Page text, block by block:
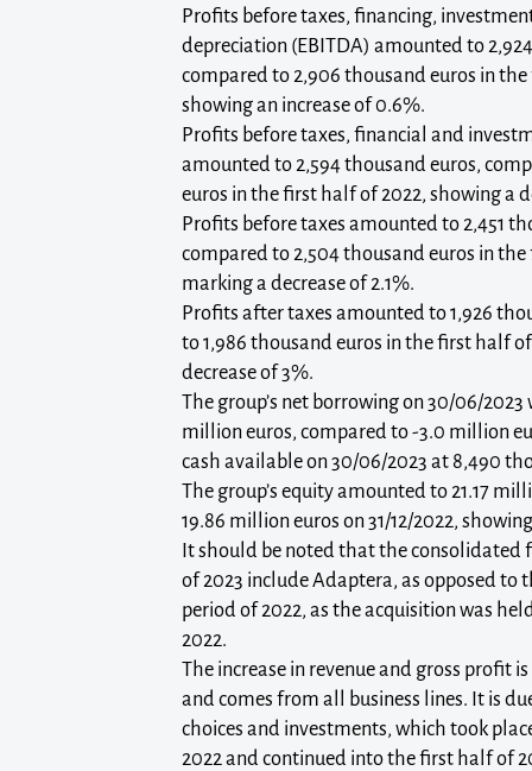
Profits before taxes, financing,
depreciation (EBITDA) amounted to
compared to 2,906 thousand euros in
showing an increase of 0.6%.
Profits before taxes, financial and
amounted to 2,594 thousand euros,
euros in the first half of 2022, showing a
Profits before taxes amounted to 2,451
compared to 2,504 thousand euros in
marking a decrease of 2.1%.
Profits after taxes amounted to 1,926
to 1,986 thousand euros in the first half
decrease of 3%.
The group’s net borrowing on 30/06/2023
million euros, compared to -3.0 million
cash available on 30/06/2023 at 8,490
The group’s equity amounted to 21.17
19.86 million euros on 31/12/2022,
It should be noted that the consolidated
of 2023 include Adaptera, as opposed to
period of 2022, as the acquisition was
2022.
The increase in revenue and gross profit
and comes from all business lines. It is
choices and investments, which took
2022 and continued into the first half of